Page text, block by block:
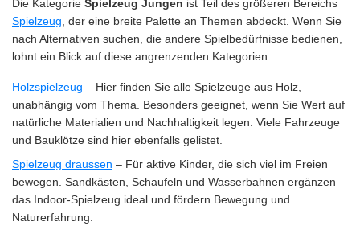
Die Kategorie Spielzeug Jungen ist Teil des größeren Bereichs
Spielzeug, der eine breite Palette an Themen abdeckt. Wenn Sie
nach Alternativen suchen, die andere Spielbedürfnisse bedienen,
lohnt ein Blick auf diese angrenzenden Kategorien:
Holzspielzeug – Hier finden Sie alle Spielzeuge aus Holz,
unabhängig vom Thema. Besonders geeignet, wenn Sie Wert auf
natürliche Materialien und Nachhaltigkeit legen. Viele Fahrzeuge
und Bauklötze sind hier ebenfalls gelistet.
Spielzeug draussen – Für aktive Kinder, die sich viel im Freien
bewegen. Sandkästen, Schaufeln und Wasserbahnen ergänzen
das Indoor-Spielzeug ideal und fördern Bewegung und
Naturerfahrung.